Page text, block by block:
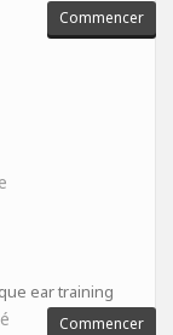
Commencer
ear training
Commencer